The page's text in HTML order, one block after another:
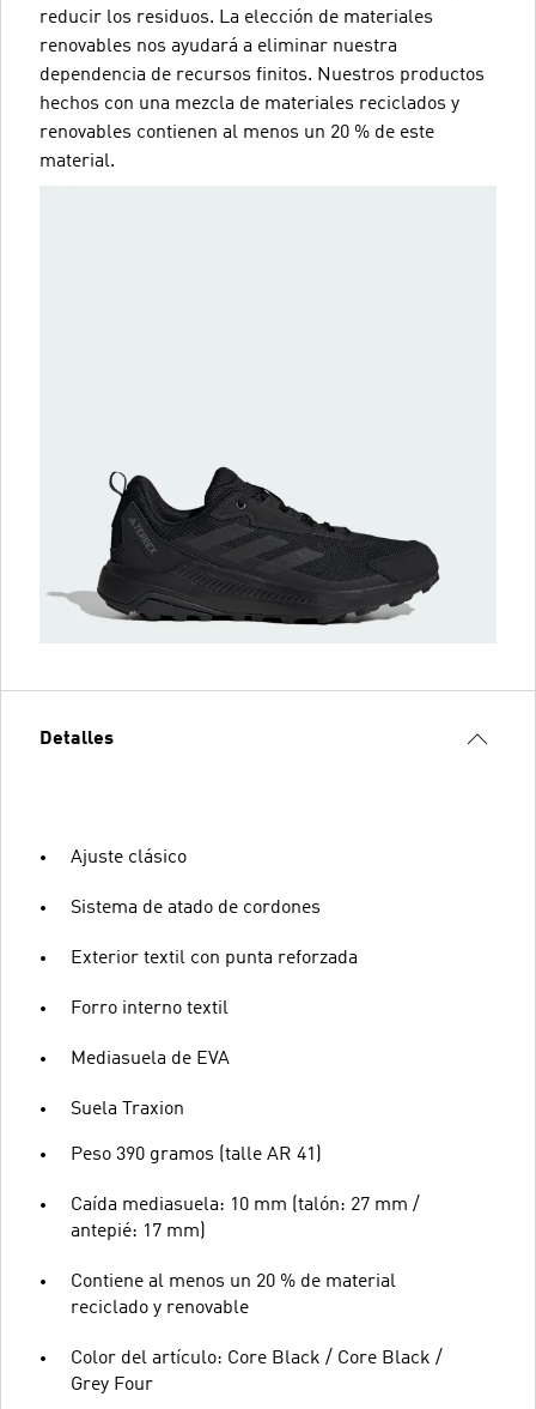
reducir los residuos. La elección de materiales
renovables nos ayudará a eliminar nuestra
dependencia de recursos finitos. Nuestros productos
hechos con una mezcla de materiales reciclados y
renovables contienen al menos un 20 % de este
material.
Detalles
Ajuste clásico
Sistema de atado de cordones
Exterior textil con punta reforzada
Forro interno textil
Mediasuela de EVA
Suela Traxion
Peso 390 gramos (talle AR 41)
Caída mediasuela: 10 mm (talón: 27 mm /
antepié: 17 mm)
Contiene al menos un 20 % de material
reciclado y renovable
Color del artículo: Core Black / Core Black /
Grey Four